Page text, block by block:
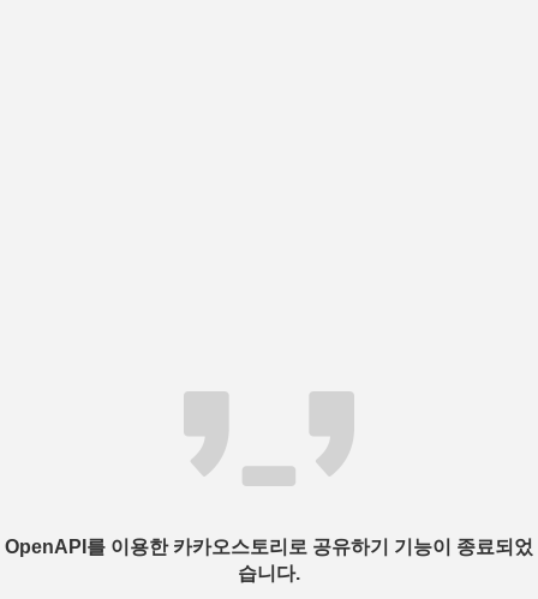
OpenAPI를 이용한 카카오스토리로 공유하기 기능이 종료되었
습니다.